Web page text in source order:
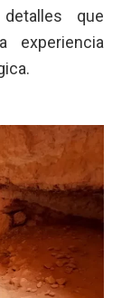
que
experiencia